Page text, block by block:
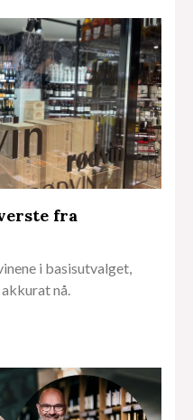
fra
i basisutvalget,
nå.